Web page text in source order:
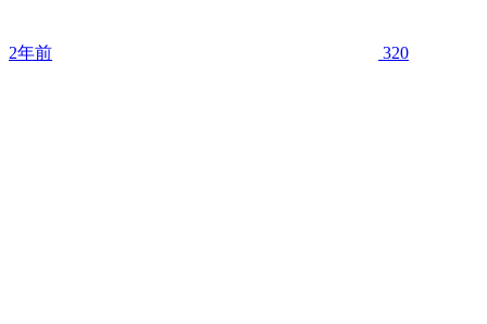
2年前 320